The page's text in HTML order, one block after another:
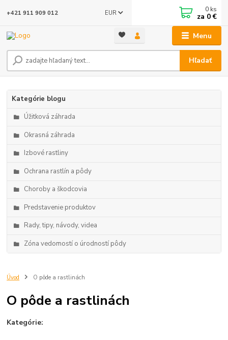
Menu
EUR
Hľadať
+421 911 909 012 0 ks
za 0 €
Kategórie blogu
Úžitková záhrada
Okrasná záhrada
Izbové rastliny
Ochrana rastlín a pôdy
Choroby a škodcovia
Predstavenie produktov
Rady, tipy, návody, videa
Zóna vedomostí o úrodností pôdy
Úvod O pôde a rastlinách
O pôde a rastlinách
Kategórie: